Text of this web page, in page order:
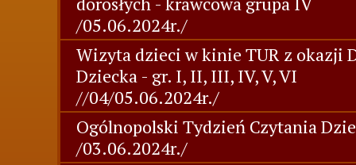
/05.06.2024r./
Wizyta dzieci w kinie TUR z okazji
Dziecka - gr. I, II, III, IV, V, VI
//04/05.06.2024r./
Ogólnopolski Tydzień Czytania
/03.06.2024r./